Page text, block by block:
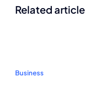
Related
Business